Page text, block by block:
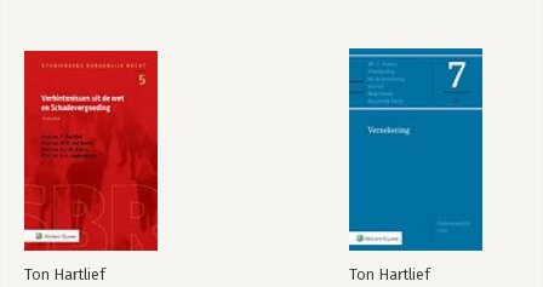
Ton Hartlief Ton Hartlief